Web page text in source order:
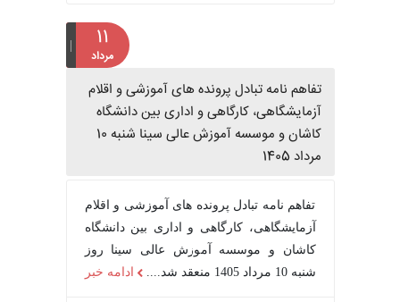
مرداد
تفاهم نامه تبادل پرونده‌ های آموزشی و اقلام
آزمایشگاهی، کارگاهی و اداری بین دانشگاه
کاشان و موسسه آموزش عالی سینا شنبه 10
تفاهم نامه تبادل پرونده‌ های آموزشی و اقلام
آزمایشگاهی، کارگاهی و اداری بین دانشگاه
کاشان و موسسه آموزش عالی سینا روز
ادامه خبر